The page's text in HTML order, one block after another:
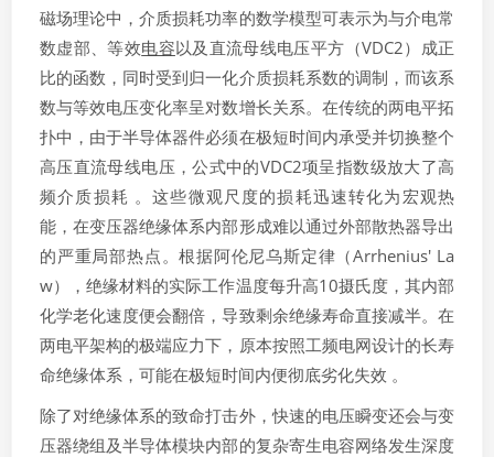
磁场理论中，介质损耗功率的数学模型可表示为与介电常
数虚部、等效电容以及直流母线电压平方（VDC2​）成正
比的函数，同时受到归一化介质损耗系数的调制，而该系
数与等效电压变化率呈对数增长关系。在传统的两电平拓
扑中，由于半导体器件必须在极短时间内承受并切换整个
高压直流母线电压，公式中的VDC2​项呈指数级放大了高
频介质损耗 。这些微观尺度的损耗迅速转化为宏观热
能，在变压器绝缘体系内部形成难以通过外部散热器导出
的严重局部热点。根据阿伦尼乌斯定律（Arrhenius' La
w），绝缘材料的实际工作温度每升高10摄氏度，其内部
化学老化速度便会翻倍，导致剩余绝缘寿命直接减半。在
两电平架构的极端应力下，原本按照工频电网设计的长寿
命绝缘体系，可能在极短时间内便彻底劣化失效 。
除了对绝缘体系的致命打击外，快速的电压瞬变还会与变
压器绕组及半导体模块内部的复杂寄生电容网络发生深度